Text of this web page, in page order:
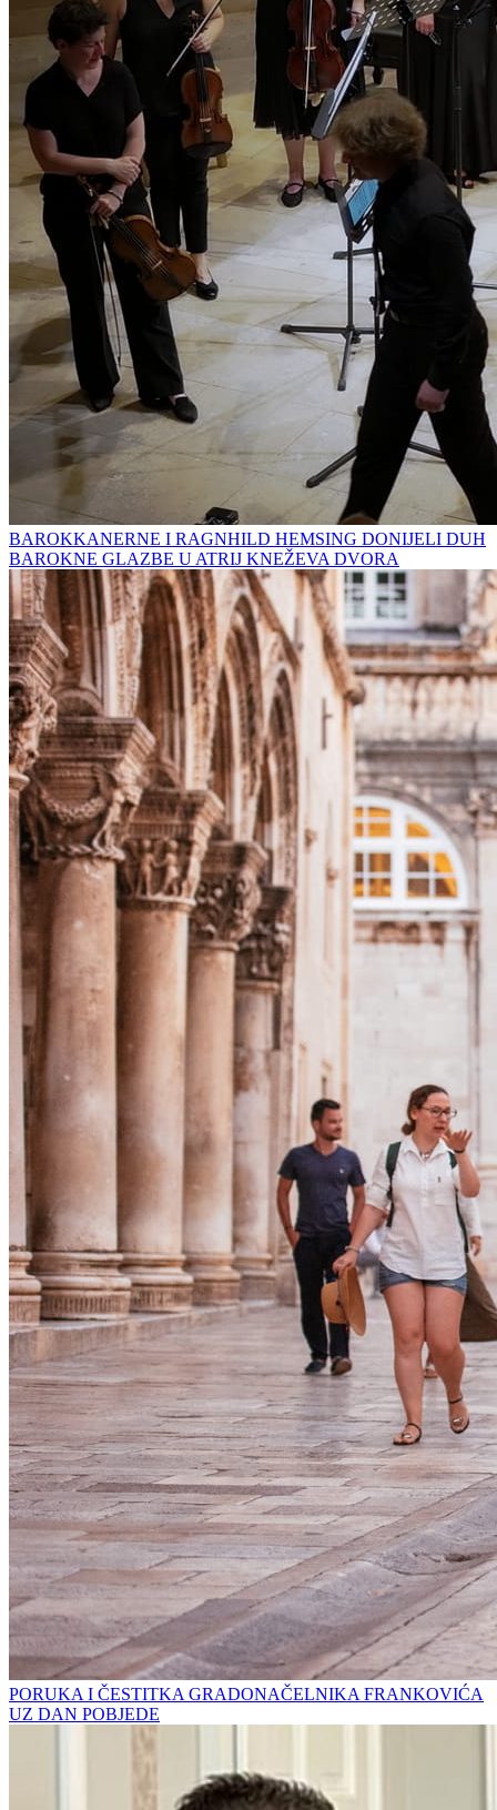
BAROKKANERNE I RAGNHILD HEMSING DONIJELI DUH
BAROKNE GLAZBE U ATRIJ KNEŽEVA DVORA
PORUKA I ČESTITKA GRADONAČELNIKA FRANKOVIĆA
UZ DAN POBJEDE